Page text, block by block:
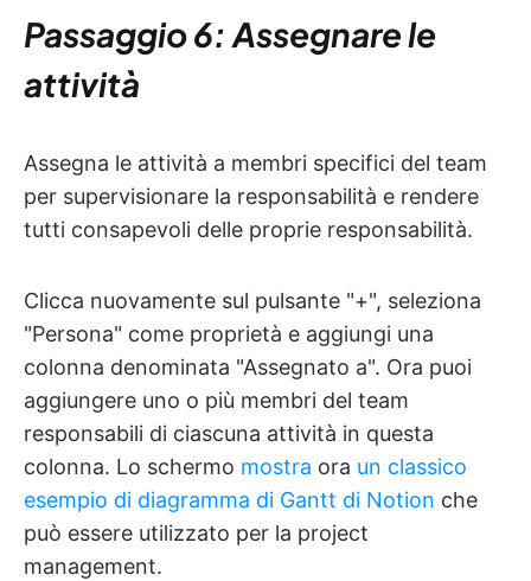
Passaggio 6: Assegnare le
attività
Assegna le attività a membri specifici del team
per supervisionare la responsabilità e rendere
tutti consapevoli delle proprie responsabilità.
Clicca nuovamente sul pulsante "+", seleziona
"Persona" come proprietà e aggiungi una
colonna denominata "Assegnato a". Ora puoi
aggiungere uno o più membri del team
responsabili di ciascuna attività in questa
colonna. Lo schermo mostra ora un classico
esempio di diagramma di Gantt di Notion che
può essere utilizzato per la project
management.